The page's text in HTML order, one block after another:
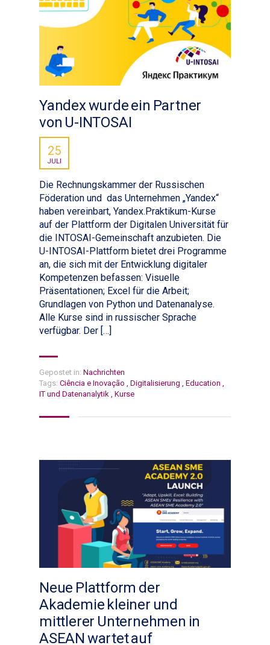
Yandex wurde ein Partner
von U-INTOSAI
25
JULI
Die Rechnungskammer der Russischen
Föderation und das Unternehmen „Yandex“
haben vereinbart, Yandex.Praktikum-Kurse
auf der Plattform der Digitalen Universität für
die INTOSAI-Gemeinschaft anzubieten. Die
U-INTOSAI-Plattform bietet drei Programme
an, die sich mit der Entwicklung digitaler
Kompetenzen befassen: Visuelle
Präsentationen; Excel für die Arbeit;
Grundlagen von Python und Datenanalyse.
Alle Kurse sind in russischer Sprache
verfügbar. Der […]
Gepostet in: Nachrichten
Tags: Ciência e Inovação , Digitalisierung , Education ,
IT und Datenanalytik , Kurse
Neue Plattform der
Akademie kleiner und
mittlerer Unternehmen in
ASEAN wartet auf